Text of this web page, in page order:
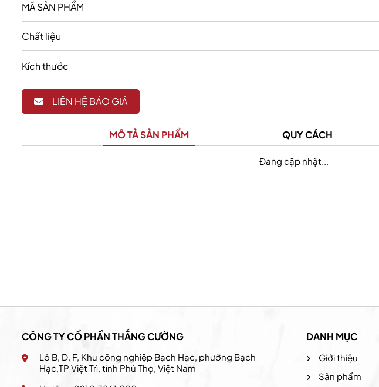
MÃ SẢN PHẨM
Chất liệu
Kích thước
LIÊN HỆ BÁO GIÁ
MÔ TẢ SẢN PHẨM QUY CÁCH
Đang cập nhật...
CÔNG TY CỔ PHẦN THẮNG CƯỜNG
Lô B, D, F, Khu công nghiệp Bạch Hạc, phường Bạch
Hạc,TP Việt Trì, tỉnh Phú Thọ, Việt Nam
DANH MỤC
Giới thiệu
Sản phẩm